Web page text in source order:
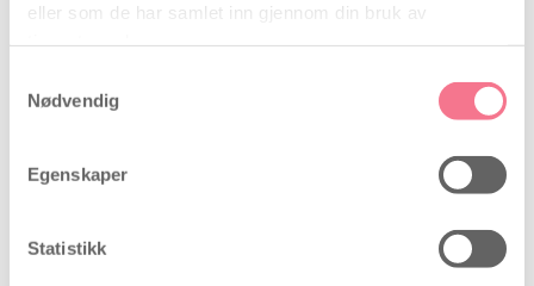
eller som de har samlet inn gjennom din bruk av
Nødvendig
Egenskaper
Statistikk
Ida Madsen
I øyeblikket er det et økt fokus på kjemikalier,
tilsetningsstoffer, parabener osv. Spesielt når man
prøver å bli gravid, eller er blitt gravid, rådes man
til å unngå overflødige tilsetningsstoffer som kan
virke hormonforstyrrende. Som alternativ er det
derfor kommet mange økologiske produkter på